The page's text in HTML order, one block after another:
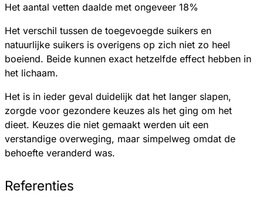
Het aantal vetten daalde met ongeveer 18%
Het verschil tussen de toegevoegde suikers en
natuurlijke suikers is overigens op zich niet zo heel
boeiend. Beide kunnen exact hetzelfde effect hebben in
het lichaam.
Het is in ieder geval duidelijk dat het langer slapen,
zorgde voor gezondere keuzes als het ging om het
dieet. Keuzes die niet gemaakt werden uit een
verstandige overweging, maar simpelweg omdat de
behoefte veranderd was.
Referenties